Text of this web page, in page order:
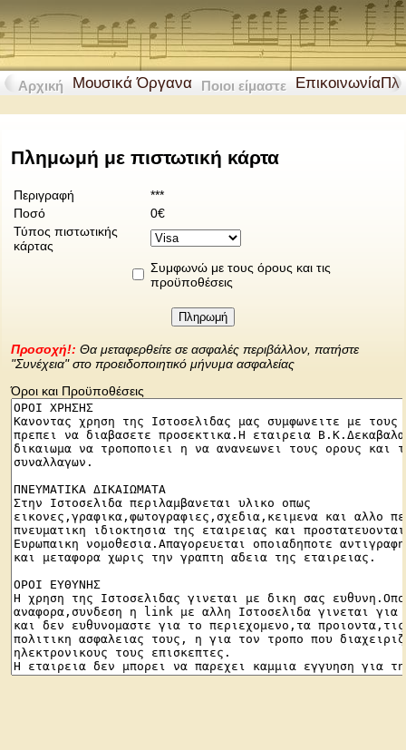
Αρχική Μουσικά Όργανα Ποιοι είμαστε Επικοινωνία